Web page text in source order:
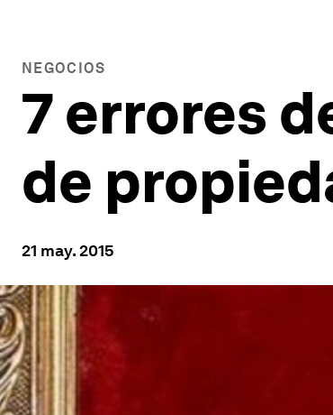
NEGOCIOS
7 errores
de
21 may. 2015